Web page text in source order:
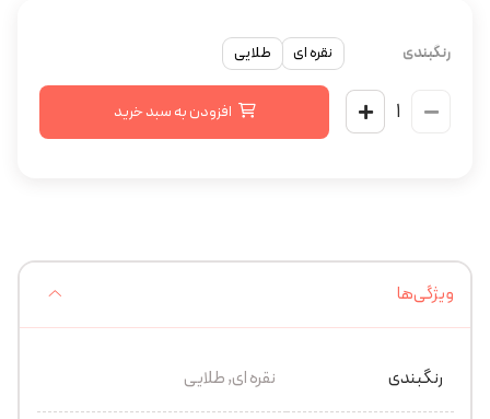
رنگبندی نقره ای طلایی
افزودن به سبد خرید
ویژگی‌ها
رنگبندی نقره ای, طلایی